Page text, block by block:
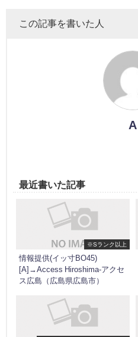
この記事を書いた人
A
最近書いた記事
※Sランク以上
情報提供(イッ寸BO45)
[A]→Access Hiroshima-アクセ
ス広島（広島県広島市）